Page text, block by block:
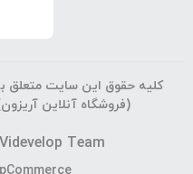
کلیه حقوق این سایت متعلق
(فروشگاه آنلاین
Videvelop Team